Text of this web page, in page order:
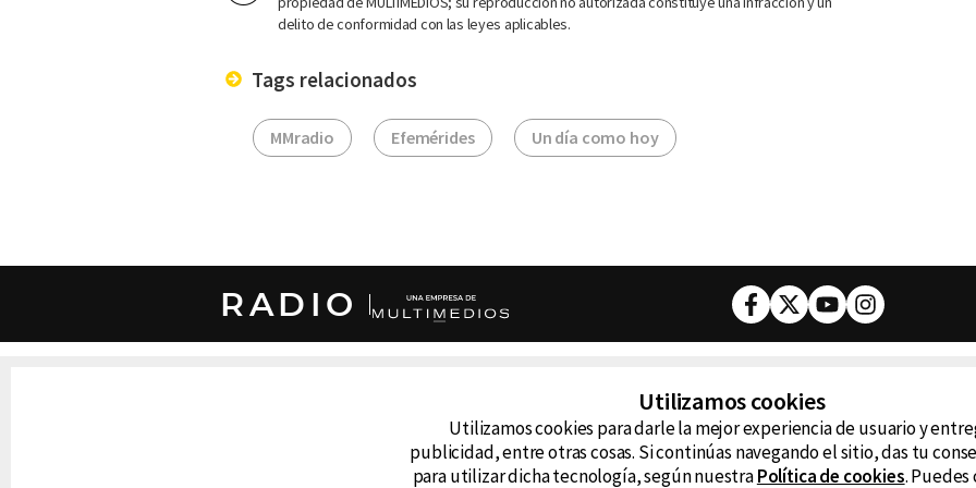
delito de conformidad con las leyes aplicables.
Tags relacionados
MMradio Efemérides Un día como hoy
RADIO Facebook
TwitterYoutubeInstagram
cualquier medio electrónico o magnético.
D99
Utilizamos cookies
Utilizamos cookies para darle la mejor experiencia de usuario y
publicidad, entre otras cosas. Si continúas navegando el sitio, das tu
para utilizar dicha tecnología, según nuestraPolítica de cookies. Puedes